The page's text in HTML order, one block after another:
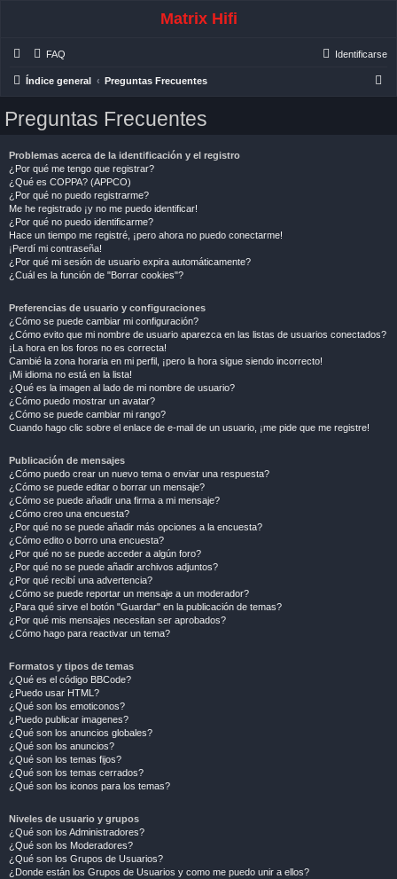
Matrix Hifi
FAQ Identificarse
Índice general Preguntas Frecuentes
Preguntas Frecuentes
Problemas acerca de la identificación y el registro
¿Por qué me tengo que registrar?
¿Qué es COPPA? (APPCO)
¿Por qué no puedo registrarme?
Me he registrado ¡y no me puedo identificar!
¿Por qué no puedo identificarme?
Hace un tiempo me registré, ¡pero ahora no puedo conectarme!
¡Perdí mi contraseña!
¿Por qué mi sesión de usuario expira automáticamente?
¿Cuál es la función de "Borrar cookies"?
Preferencias de usuario y configuraciones
¿Cómo se puede cambiar mi configuración?
¿Cómo evito que mi nombre de usuario aparezca en las listas de usuarios conectados?
¡La hora en los foros no es correcta!
Cambié la zona horaria en mi perfil, ¡pero la hora sigue siendo incorrecto!
¡Mi idioma no está en la lista!
¿Qué es la imagen al lado de mi nombre de usuario?
¿Cómo puedo mostrar un avatar?
¿Cómo se puede cambiar mi rango?
Cuando hago clic sobre el enlace de e-mail de un usuario, ¡me pide que me registre!
Publicación de mensajes
¿Cómo puedo crear un nuevo tema o enviar una respuesta?
¿Cómo se puede editar o borrar un mensaje?
¿Cómo se puede añadir una firma a mi mensaje?
¿Cómo creo una encuesta?
¿Por qué no se puede añadir más opciones a la encuesta?
¿Cómo edito o borro una encuesta?
¿Por qué no se puede acceder a algún foro?
¿Por qué no se puede añadir archivos adjuntos?
¿Por qué recibí una advertencia?
¿Cómo se puede reportar un mensaje a un moderador?
¿Para qué sirve el botón "Guardar" en la publicación de temas?
¿Por qué mis mensajes necesitan ser aprobados?
¿Cómo hago para reactivar un tema?
Formatos y tipos de temas
¿Qué es el código BBCode?
¿Puedo usar HTML?
¿Qué son los emoticonos?
¿Puedo publicar imagenes?
¿Qué son los anuncios globales?
¿Qué son los anuncios?
¿Qué son los temas fijos?
¿Qué son los temas cerrados?
¿Qué son los iconos para los temas?
Niveles de usuario y grupos
¿Qué son los Administradores?
¿Qué son los Moderadores?
¿Qué son los Grupos de Usuarios?
¿Donde están los Grupos de Usuarios y como me puedo unir a ellos?